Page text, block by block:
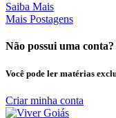
Saiba Mais
Mais Postagens
Não possui uma conta?
Você pode ler matérias
Criar minha conta